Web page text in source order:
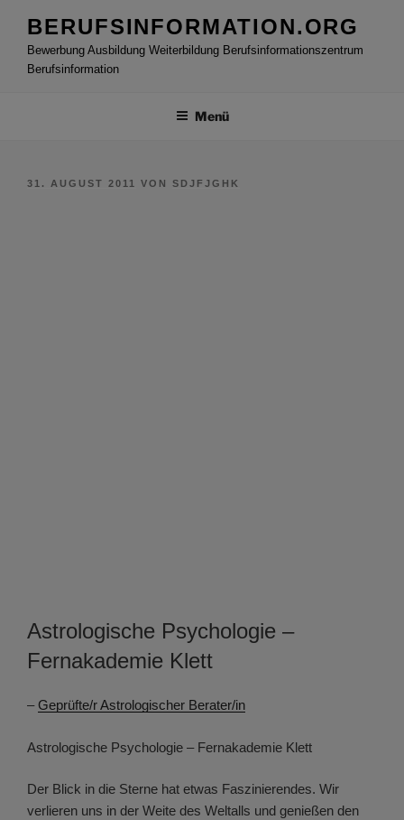
Inhalt
springen
BERUFSINFORMATION.ORG
Bewerbung Ausbildung Weiterbildung Berufsinformationszentrum
Berufsinformation
Menü
VERÖFFENTLICHT
31. AUGUST 2011 VON SDJFJGHK
Astrologische Psychologie –
Fernakademie Klett
–Geprüfte/r Astrologischer Berater/in
Astrologische Psychologie – Fernakademie Klett
Der Blick in die Sterne hat etwas Faszinierendes. Wir
verlieren uns in der Weite des Weltalls und genießen den